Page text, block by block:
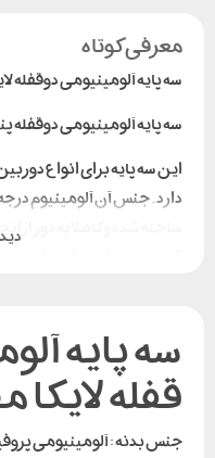
معرفی کوتاه
سه پایه آلومینیومی
سه پایه آلومینیومی دوقفله
این سه پایه برای انواع
دارد . جنس آن آلومینیوم
ساخته شده و کاملا به دور از
همچنین قطعات فلزی برای
همچنین دارای بند
سه پایه
قفله
جنس بدنه : آلومینیومی